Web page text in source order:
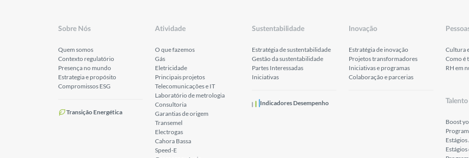
Sobre Nós
Quem somos
Contexto regulatório
Presença no mundo
Estrategia e propósito
Compromissos ESG
Transição Energética
Atividade
O que fazemos
Gás
Eletricidade
Principais projetos
Telecomunicações e IT
Laboratório de metrologia
Consultoria
Garantias de origem
Transemel
Electrogas
Cahora Bassa
Speed-E
Sustentabilidade
Estratégia de sustentabilidade
Gestão da sustentabilidade
Partes Interessadas
Iniciativas
Indicadores Desempenho
Inovação
Estratégia de inovação
Projetos transformadores
Iniciativas e programas
Colaboração e parcerias
Cultura
Como é
RH em
Boost